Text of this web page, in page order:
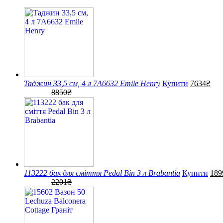
Таджин 33,5 см, 4 л 7A6632 Emile Henry Купити 7634₴
8850₴
113222 бак для сміття Pedal Bin 3 л Brabantia Купити
2201₴